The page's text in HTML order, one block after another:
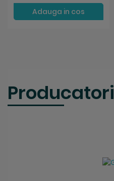
Adauga in cos
Producatori